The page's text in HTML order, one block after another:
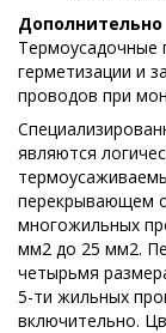
Дополнительно
Термоусадочные
герметизации и
проводов при
являются
перекрывающем
многожильных
мм2 до 25 мм2.
четырьмя
5-ти жильных
включительно.